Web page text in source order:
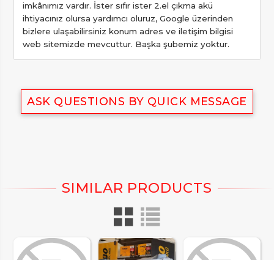
imkânımız vardır. İster sıfır ister 2.el çıkma akü
ihtiyacınız olursa yardımcı oluruz, Google üzerinden
bizlere ulaşabilirsiniz konum adres ve iletişim bilgisi
web sitemizde mevcuttur. Başka şubemiz yoktur.
ASK QUESTIONS BY QUICK MESSAGE